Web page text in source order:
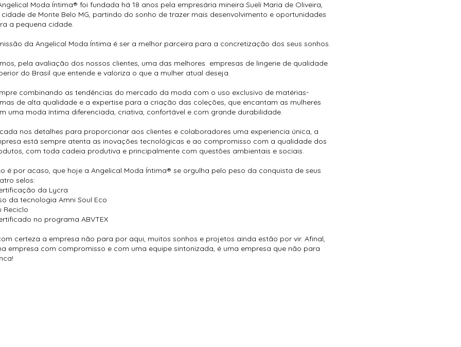
Moda Íntima® foi fundada há 18 anos pela empresária mineira Sueli Maria de Oliveira,
cidade de Monte Belo MG, partindo do sonho de trazer mais desenvolvimento e oportunidades
a pequena cidade.
da Angelical Moda Íntima é ser a melhor parceira para a concretização dos seus sonhos.
pela avaliação dos nossos clientes, uma das melhores empresas de lingerie de qualidade
do Brasil que entende e valoriza o que a mulher atual deseja.
combinando as tendências do mercado da moda com o uso exclusivo de matérias-
de alta qualidade e a expertise para a criação das coleções, que encantam as mulheres
uma moda íntima diferenciada, criativa, confortável e com grande durabilidade.
nos detalhes para proporcionar aos clientes e colaboradores uma experiencia única, a
está sempre atenta as inovações tecnológicas e ao compromisso com a qualidade dos
com toda cadeia produtiva e principalmente com questões ambientais e sociais.
é por acaso, que hoje a Angelical Moda Íntima® se orgulha pelo peso da conquista de seus
selos:
da Lycra
da tecnologia Amni Soul Eco
Reciclo
no programa ABVTEX
certeza a empresa não para por aqui, muitos sonhos e projetos ainda estão por vir. Afinal,
empresa com compromisso e com uma equipe sintonizada, é uma empresa que não para